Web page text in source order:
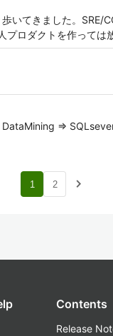
てきました。SRE/
ロダクトを作っては
=>
1 2 navigate_next
Contents
Release